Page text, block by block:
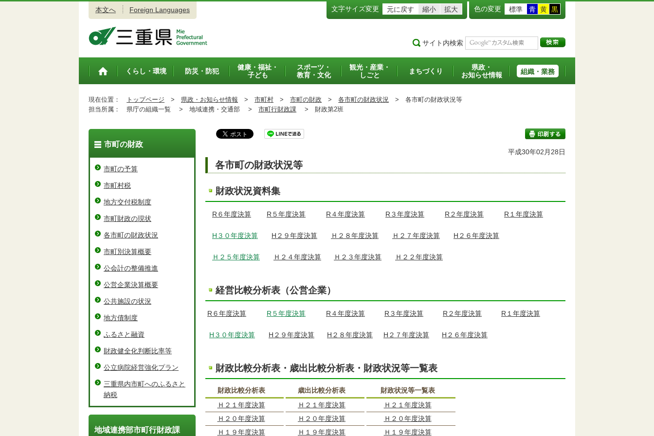
本文へ Foreign Languages 文字サイズ変更 元に戻す 縮小 拡大 色の変更 標準 青 黄 黒
サイト内検索
トップペ
くらし・環境 防災・防犯
健康・福祉・
子ども
スポーツ・
教育・文化
観光・産業・
しごと
まちづくり
県政・
お知らせ情報
組織・業務
現在位置： トップページ > 県政・お知らせ情報 > 市町村 > 市町の財政 > 各市町の財政状況 > 各市町の財政状況等
担当所属：
県庁の組織一覧 > 地域連携・交通部 > 市町行財政課 > 財政第2班
印刷する
平成30年02月28日
各市町の財政状況等
財政状況資料集
R６年度決算 R５年度決算 R４年度決算 R３年度決算 R２年度決算 R１年度決算
H３０年度決算 H２９年度決算 Ｈ２８年度決算 Ｈ２７年度決算 H２６年度決算
Ｈ２５年度決算 Ｈ２４年度決算 Ｈ２３年度決算 Ｈ２２年度決算
経営比較分析表（公営企業）
R６年度決算 R５年度決算 R４年度決算 R３年度決算 R２年度決算 R１年度決算
H３０年度決算 H２９年度決算 H２８年度決算 H２７年度決算 H２６年度決算
財政比較分析表・歳出比較分析表・財政状況等一覧表
財政比較分析表 歳出比較分析表
財政状況等一覧表
Ｈ２１年度決算
Ｈ２１年度決算
Ｈ２１年度決算
Ｈ２０年度決算
Ｈ２０年度決算
Ｈ２０年度決算
Ｈ１９年度決算
Ｈ１９年度決算
Ｈ１９年度決算
市町の財政
市町の予算
市町村税
地方交付税制度
市町財政の現状
各市町の財政状況
市町別決算概要
公会計の整備推進
公営企業決算概要
公共施設の状況
地方債制度
ふるさと融資
財政健全化判断比率等
公立病院経営強化プラン
三重県内市町へのふるさと
納税
地域連携部市町行財政課